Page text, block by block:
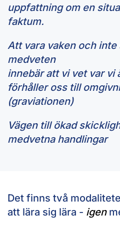
uppfattning om en
faktum.
Att vara vaken och
medveten
innebär att vi vet var vi
förhåller oss till
(graviationen)
Vägen till ökad
medvetna handlingar
Det finns två
att lära sig lära - igen